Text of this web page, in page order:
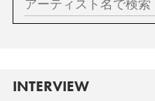
INTERVIEW